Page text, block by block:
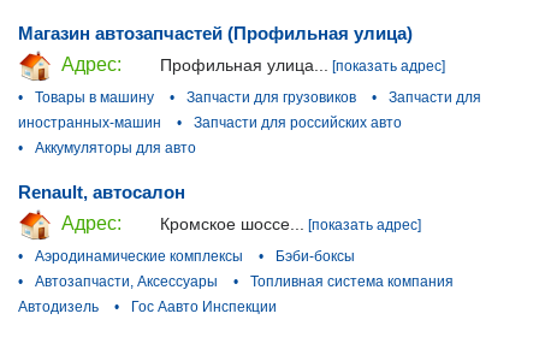
Магазин автозапчастей (Профильная улица)
Адрес:
Профильная улица... [показать адрес]
•
Товары в машину • Запчасти для грузовиков •
Запчасти для
иностранных-машин
•
Запчасти для российских авто
•
Аккумуляторы для авто
Renault, автосалон
Адрес:
Кромское шоссе...
[показать адрес]
•
Аэродинамические комплексы •
Бэби-боксы
•
Автозапчасти, Аксессуары •
Топливная система компания
Автодизель
• Гос Аавто Инспекции